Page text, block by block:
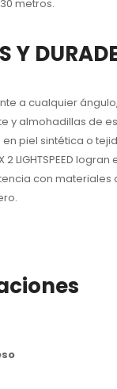
metros.
Y
a cualquier
y almohadillas de
piel sintética o
2 LIGHTSPEED
con materiales